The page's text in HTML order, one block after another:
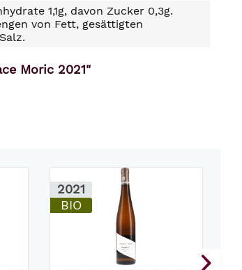
1,1g, davon Zucker 0,3g.
von Fett, gesättigten
Moric 2021"
2021
BIO